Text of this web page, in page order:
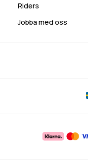
Riders
Jobba med oss